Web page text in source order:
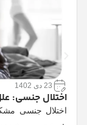
23 دی 1402
اختلال جنسی:
اختلال جنسی